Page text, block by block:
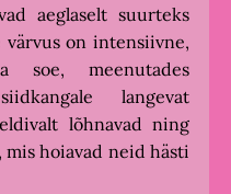
aeglaselt suurteks
värvus on intensiivne,
soe, meenutades
langevat
lõhnavad ning
hoiavad neid hästi